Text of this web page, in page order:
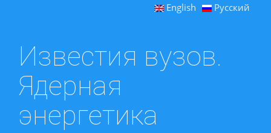
English Русский
Известия вузов.
Ядерная
энергетика